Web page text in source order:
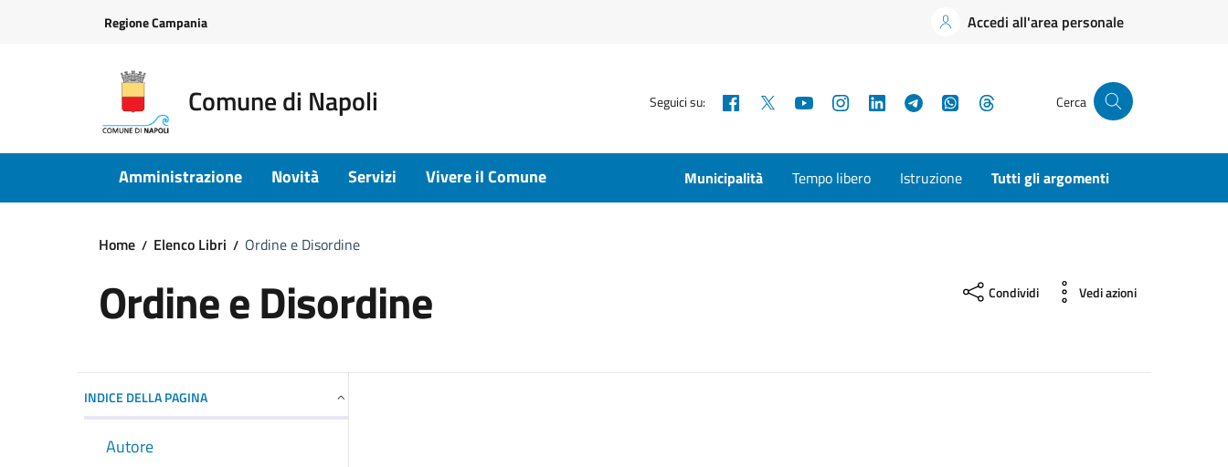
Regione Campania Accedi all'area personale
Comune di Napoli Seguici su: Facebook YouTubeInstagramLinkedInTelegramWhatsApp Cerca
Amministrazione Novità Servizi Vivere il Comune Municipalità Tempo libero Istruzione Tutti gli argomenti
Home Elenco Libri Ordine e Disordine
Ordine e Disordine Condividi Vedi azioni
INDICE DELLA PAGINA
Autore